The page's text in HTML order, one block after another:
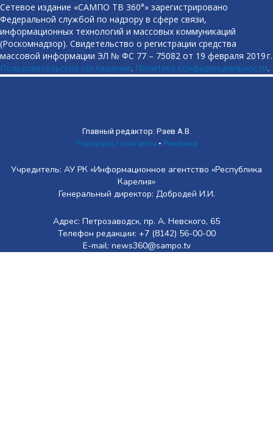
Сетевое издание «САМПО ТВ 360°» зарегистрировано
Федеральной службой по надзору в сфере связи,
информационных технологий и массовых коммуникаций
(Роскомнадзор). Свидетельство о регистрации средства
массовой информации ЭЛ № ФС 77 – 75082 от 19 февраля 2019 г.
Пользовательское соглашение. Политика конфиденциальности.
Главный редактор: Раев А.В.
Редакция / контакты • Реклама
Учредитель: АУ РК «Информационное агентство «Республика
Карелия»
Генеральный директор: Добродей И.И.
Адрес: Петрозаводск, пр. А. Невского, 65
Телефон редакции: +7 (8142) 56-00-00
E-mail: news360@sampo.tv